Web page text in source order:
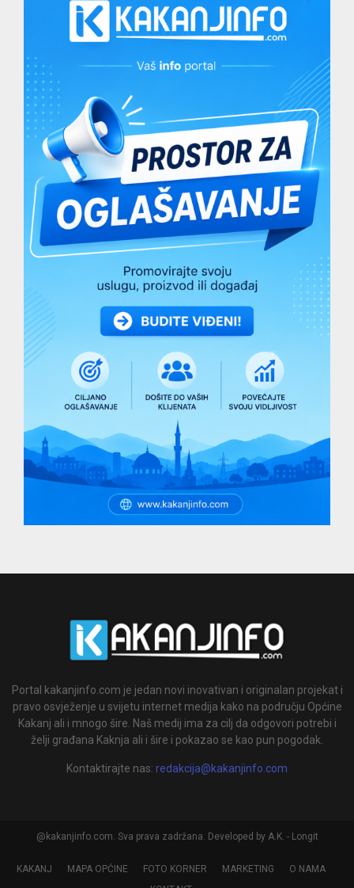
Portal kakanjinfo.com je jedan novi inovativan i originalan projekat i
pravo osvježenje u svijetu internet medija kako na području Općine
Kakanj ali i mnogo šire. Naš medij ima za cilj da odgovori potrebi i
želji građana Kaknja ali i šire i pokazao se kao pun pogodak.
Kontaktirajte nas: redakcija@kakanjinfo.com
@kakanjinfo.com. Sva prava zadržana. Developed by A.K. - Longit
KAKANJ MAPA OPĆINE FOTO KORNER MARKETING
O NAMA